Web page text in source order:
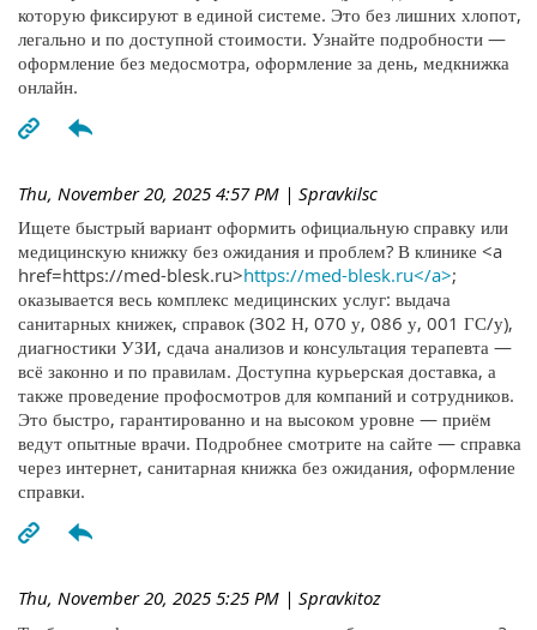
которую фиксируют в единой системе. Это без лишних хлопот,
легально и по доступной стоимости. Узнайте подробности —
оформление без медосмотра, оформление за день, медкнижка
онлайн.
Thu, November 20, 2025 4:57 PM | Spravkilsc
Ищете быстрый вариант оформить официальную справку или
медицинскую книжку без ожидания и проблем? В клинике <a
href=https://med-blesk.ru>https://med-blesk.ru</a>;
оказывается весь комплекс медицинских услуг: выдача
санитарных книжек, справок (302 Н, 070 у, 086 у, 001 ГС/у),
диагностики УЗИ, сдача анализов и консультация терапевта —
всё законно и по правилам. Доступна курьерская доставка, а
также проведение профосмотров для компаний и сотрудников.
Это быстро, гарантированно и на высоком уровне — приём
ведут опытные врачи. Подробнее смотрите на сайте — справка
через интернет, санитарная книжка без ожидания, оформление
справки.
Thu, November 20, 2025 5:25 PM | Spravkitoz